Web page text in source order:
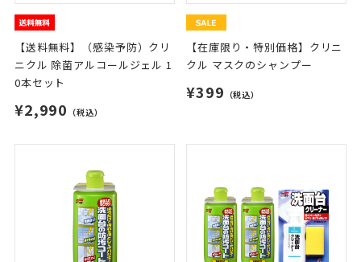
【送料無料】（感染予防）クリ
ニクル 除菌アルコールジェル 1
0本セット
¥2,990 （税込）
【在庫限り・特別価格】クリニ
クル マスクのシャンプー
¥399 （税込）